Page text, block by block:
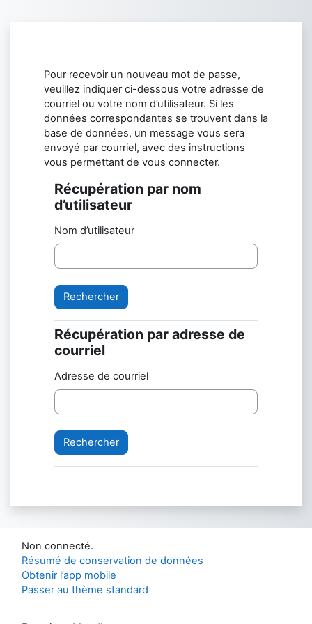
Pour recevoir un nouveau mot de passe,
veuillez indiquer ci-dessous votre adresse de
courriel ou votre nom d’utilisateur. Si les
données correspondantes se trouvent dans la
base de données, un message vous sera
envoyé par courriel, avec des instructions
vous permettant de vous connecter.
Récupération par nom d’utilisateur
Récupération par nom
d’utilisateur
Nom d’utilisateur
Récupération par adresse de courriel
Récupération par adresse de
courriel
Adresse de courriel
Non connecté.
Résumé de conservation de données
Obtenir l’app mobile
Passer au thème standard